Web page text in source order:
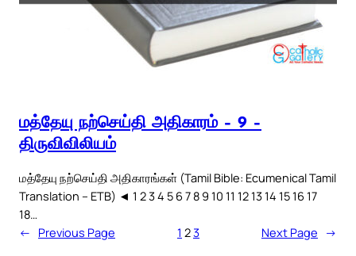
மத்தேயு நற்செய்தி அதிகாரம் – 9 –
திருவிவிலியம்
மத்தேயு நற்செய்தி அதிகாரங்கள் (Tamil Bible: Ecumenical Tamil
Translation – ETB) ◄ 1 2 3 4 5 6 7 8 9 10 11 12 13 14 15 16 17
18…
← Previous Page 1 23 Next Page →